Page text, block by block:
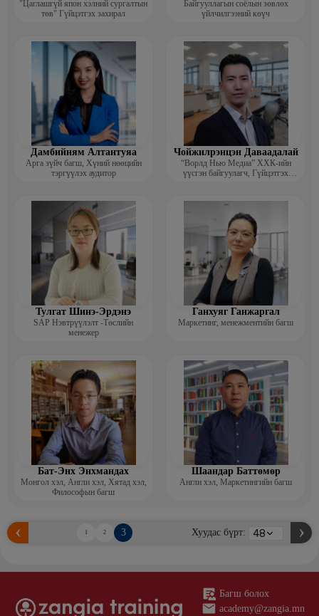
"Цаглашгүй япон хэлний сургалтын
төв" Гүйцэтгэх захирал
Байгууллагын соёлын зөвлөх
үйлчилгээний көүч
Дамбийням Алтантуяа
Арга зүйч багш, Хүний нөөцийн
тэргүүлэх аудитор
Чойжилрэнцэн Даваадалай
“Ворлд Нью Медиа” ХХК-ийн
үүсгэн байгуулагч, Гүйцэтгэх
Тулгат Шинэ-Эрдэнэ
SAP Нэвтрүүлэлт -Төслийн
менежер
Ганхуяг Ганжаргал
Маркетинг, менежментийн багш
Бат-Энх Энхмандах
Монгол хэл, Англи хэл, Хятад хэл,
Философын багш
Шаандар Баттөмөр
Англи хэл, Маркетингийн багш
1 2 3 Хуудас бүрт:
Багш болох
academy@zangia.mn